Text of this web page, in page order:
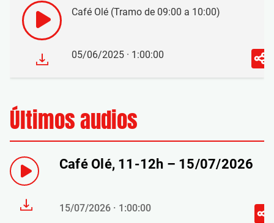
Café Olé (Tramo de 09:00 a 10:00)
05/06/2025 · 1:00:00
Últimos audios
Café Olé, 11-12h – 15/07/2026
15/07/2026 · 1:00:00